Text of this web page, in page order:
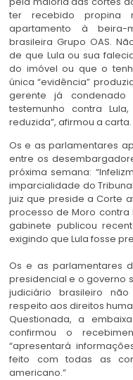
ter recebido
apartamento à beira-
brasileira Grupo OAS.
de que Lula ou sua
do imóvel ou que o
única “evidência”
gerente já
testemunho contra
reduzida”, afirmou a carta.
Os e as parlamentares
entre os
próxima semana:
imparcialidade do
juiz que preside a Corte
processo de Moro contra
gabinete publicou
exigindo que Lula fosse
Os e as parlamentares
presidencial e o governo
judiciário brasileiro
respeito aos direitos
Questionada, a
confirmou o
“apresentará
feito com todas as
americano.”